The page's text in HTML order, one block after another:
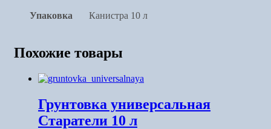
Упаковка Канистра 10 л
Похожие товары
Грунтовка универсальная
Старатели 10 л